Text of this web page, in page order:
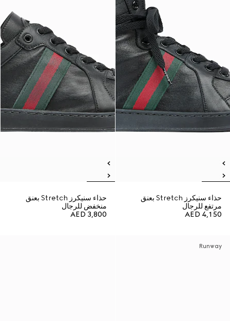
حذاء سنيكرز Stretch بعنق
مرتفع للرجال
AED 4,150
حذاء سنيكرز Stretch بعنق
منخفض للرجال
AED 3,800
Runway